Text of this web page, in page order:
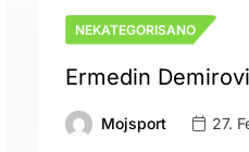
NEKATEGORISANO
Ermedin
Mojsport 27.